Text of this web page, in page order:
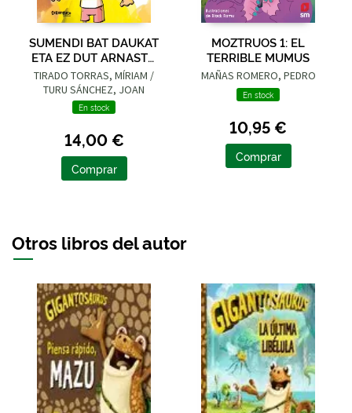
SUMENDI BAT DAUKAT
ETA EZ DUT ARNASTU
NAHI
TIRADO TORRAS, MÍRIAM /
TURU SÁNCHEZ, JOAN
En stock
14,00 €
Comprar
MOZTRUOS 1: EL
TERRIBLE MUMUS
MAÑAS ROMERO, PEDRO
En stock
10,95 €
Comprar
Otros libros del autor